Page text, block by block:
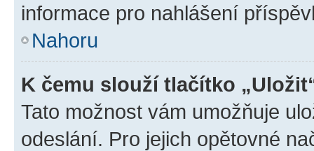
informace pro nahlášení
Nahoru
K čemu slouží tlačítko
Tato možnost vám umožňuje
odeslání. Pro jejich opětovné